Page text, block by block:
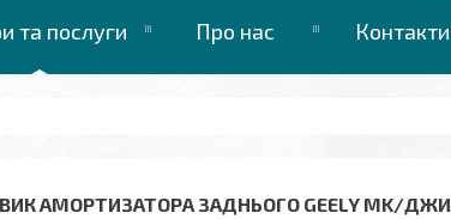
та послуги Про нас Контакти
АМОРТИЗАТОРА ЗАДНЬОГО GEELY MK/